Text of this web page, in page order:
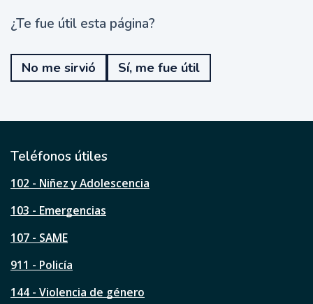
¿
e
u
t
l
s
a
á
i
a
¿Te fue útil esta página?
No me sirvió Sí, me fue útil
Teléfonos útiles
102 - Niñez y Adolescencia
103 - Emergencias
107 - SAME
911 - Policía
144 - Violencia de género